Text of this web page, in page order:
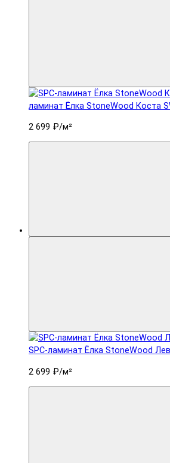
ламинат Ëлка StoneWood Коста
2 699 ₽/м²
SPC-ламинат Ëлка StoneWood
2 699 ₽/м²